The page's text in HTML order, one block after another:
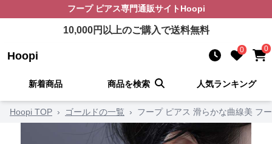
フープ ピアス専門通販サイト Hoopi
10,000円以上のご購入で送料無料
Hoopi 0 0
新着商品 商品を検索 人気ランキング
Hoopi TOP › ゴールドの一覧 › フープ ピアス 滑らかな曲線美 フ